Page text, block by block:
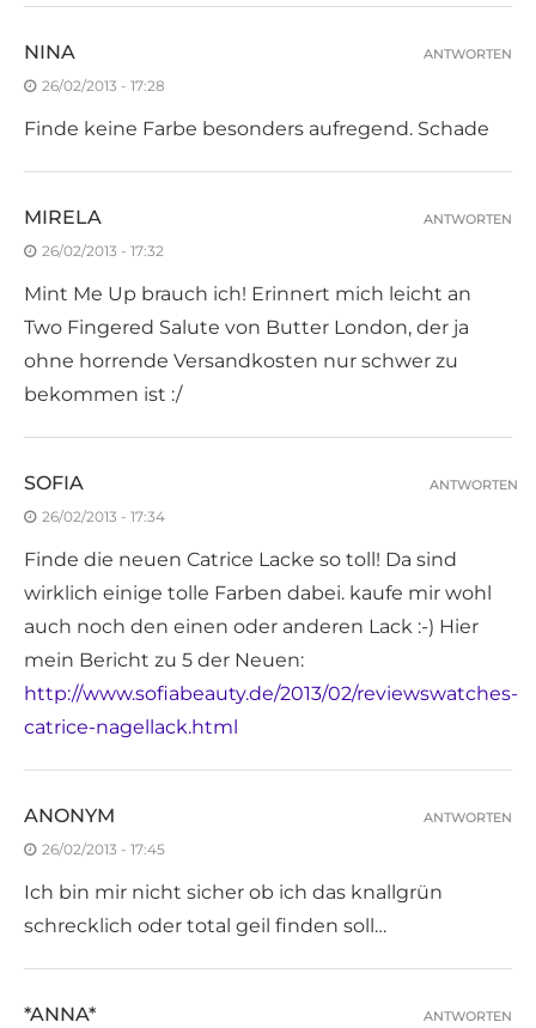
NINA
26/02/2013 - 17:28
Finde keine Farbe besonders aufregend. Schade
ANTWORTEN
MIRELA
26/02/2013 - 17:32
Mint Me Up brauch ich! Erinnert mich leicht an
Two Fingered Salute von Butter London, der ja
ohne horrende Versandkosten nur schwer zu
bekommen ist :/
ANTWORTEN
SOFIA
26/02/2013 - 17:34
Finde die neuen Catrice Lacke so toll! Da sind
wirklich einige tolle Farben dabei. kaufe mir wohl
auch noch den einen oder anderen Lack :-) Hier
mein Bericht zu 5 der Neuen:
http://www.sofiabeauty.de/2013/02/reviewswatches-
catrice-nagellack.html
ANTWORTEN
ANONYM
26/02/2013 - 17:45
Ich bin mir nicht sicher ob ich das knallgrün
schrecklich oder total geil finden soll…
ANTWORTEN
*ANNA* ANTWORTEN